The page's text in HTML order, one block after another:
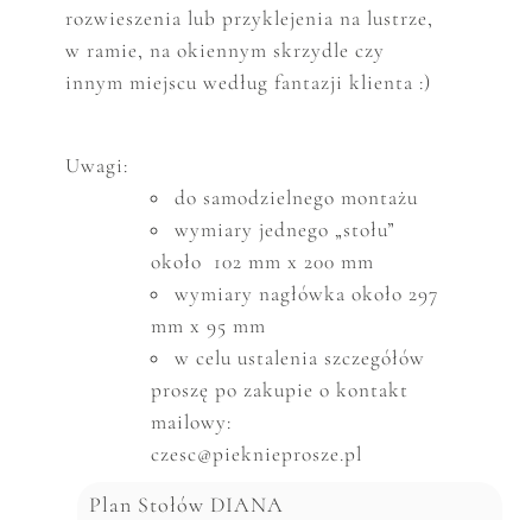
rozwieszenia lub przyklejenia na lustrze,
w ramie, na okiennym skrzydle czy
innym miejscu według fantazji klienta :)
Uwagi:
do samodzielnego montażu
wymiary jednego „stołu”
około 102 mm x 200 mm
wymiary nagłówka około 297
mm x 95 mm
w celu ustalenia szczegółów
proszę po zakupie o kontakt
mailowy:
czesc@pieknieprosze.pl
Plan Stołów DIANA